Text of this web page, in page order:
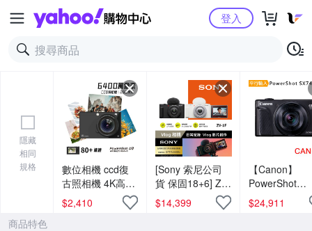
Yahoo購物中心登入
隱藏
相同
規格
數位相機 ccd復
古照相機 4K高清
美顏+WIFI互傳
錄像機
$2,410
[Sony 索尼公司
貨 保固18+6] ZV-
1F Vlog 相機 (網
紅新手/生活隨拍)
$14,399
【Canon】
PowerShot
SX740 HS 40
光學變焦4K數
$24,911
商品特色